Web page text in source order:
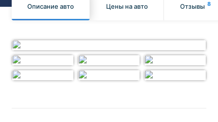
Описание авто Цены на авто Отзывы 8